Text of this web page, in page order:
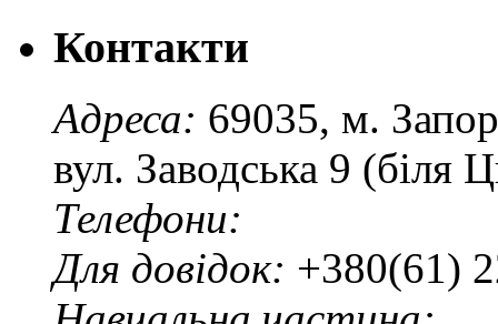
Контакти
Адреса: 69035, м.
вул. Заводська 9 (біля
Телефони:
Для довідок: +380(61)